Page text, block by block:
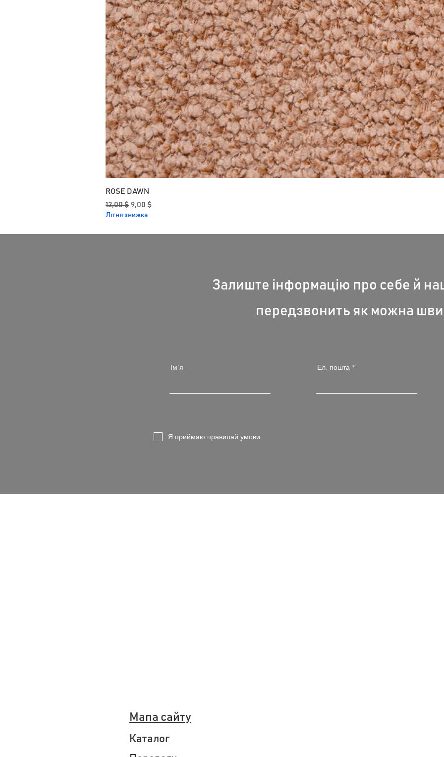
ROSE DAWN
Звичайна ціна
12,00 $ За розпродажем
9,00 $
Літня знижка
Залиште інформацію про себе й
передзвонить як можна
Ім'я Ел. пошта
Я приймаю правилай умови
Мапа сайту
Каталог